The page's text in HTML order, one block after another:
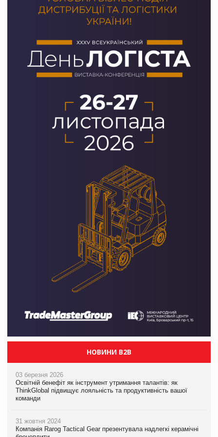
НОВИНИ B2B
03 березня 2026
Освітній бенефіт як інструмент утримання талантів: як
ThinkGlobal підвищує лояльність та продуктивність вашої
команди
31 жовтня 2024
Компанія Rarog Tactical Gear презентувала надлегкі керамічні